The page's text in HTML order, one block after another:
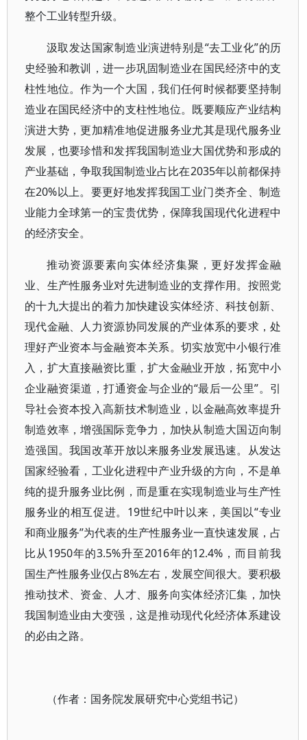
整个工业转型升级。
汲取发达国家制造业演进特别是“去工业化”的历
史经验和教训，进一步巩固制造业在国民经济中的支
柱性地位。作为一个大国，我们任何时候都要坚持制
造业在国民经济中的支柱性地位。既要顺应产业结构
演进大势，更加精准地促进服务业尤其是现代服务业
发展，也要珍惜和发挥我国制造业大国优势和形成的
产业基础，争取我国制造业占比在2035年以前都保持
在20%以上。要更好地发挥我国工业门类齐全、制造
业能力全球第一的宝贵优势，保障我国现代化进程中
的经济安全。
推动资源要素向实体经济集聚，更好发挥金融
业、生产性服务业对先进制造业的支撑作用。按照党
的十九大提出的着力加快建设实体经济、科技创新、
现代金融、人力资源协同发展的产业体系的要求，处
理好产业资本与金融资本关系。切实放宽中小银行准
入，扩大直接融资比重，扩大金融业开放，拓宽中小
企业融资渠道，打通资金与企业的“最后一公里”。引
导社会资本投入高新技术制造业，以金融高效率提升
制造效率，增强国际竞争力，加快从制造大国迈向制
造强国。我国改革开放以来服务业发展迅速。从发达
国家经验看，工业化进程中产业升级的方向，不是单
纯的提升服务业比例，而是重在实现制造业与生产性
服务业的相互促进。19世纪中叶以来，美国以“专业
和商业服务”为代表的生产性服务业一直快速发展，占
比从1950年的3.5%升至2016年的12.4%，而目前我
国生产性服务业仅占8%左右，发展空间很大。要积极
推动技术、资金、人才、服务向实体经济汇集，加快
我国制造业由大变强，这是推动现代化经济体系建设
的必由之路。
（作者：国务院发展研究中心党组书记）